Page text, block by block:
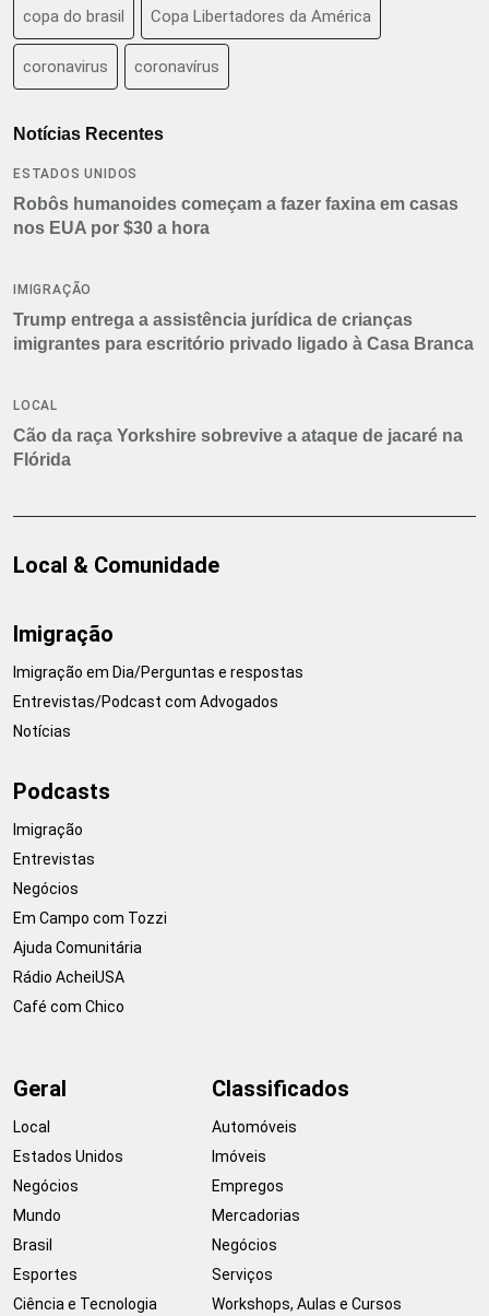
copa do brasil Copa Libertadores da América
coronavirus coronavírus
Notícias Recentes
ESTADOS UNIDOS
Robôs humanoides começam a fazer faxina em casas
nos EUA por $30 a hora
IMIGRAÇÃO
Trump entrega a assistência jurídica de crianças
imigrantes para escritório privado ligado à Casa Branca
LOCAL
Cão da raça Yorkshire sobrevive a ataque de jacaré na
Flórida
Local & Comunidade
Imigração
Imigração em Dia/Perguntas e respostas
Entrevistas/Podcast com Advogados
Notícias
Podcasts
Imigração
Entrevistas
Negócios
Em Campo com Tozzi
Ajuda Comunitária
Rádio AcheiUSA
Café com Chico
Geral
Local
Estados Unidos
Negócios
Mundo
Brasil
Esportes
Ciência e Tecnologia
Classificados
Automóveis
Imóveis
Empregos
Mercadorias
Negócios
Serviços
Workshops, Aulas e Cursos